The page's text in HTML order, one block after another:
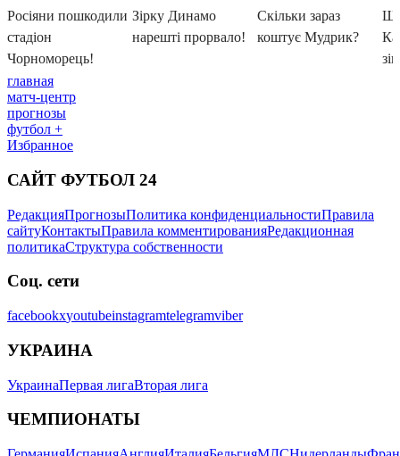
главная
матч-центр
прогнозы
футбол +
Избранное
САЙТ ФУТБОЛ 24
РедакцияПрогнозыПолитика конфиденциальностиПравила
сайтуКонтактыПравила комментированияРедакционная
политикаСтруктура собственности
Соц. сети
facebookxyoutubeinstagramtelegramviber
УКРАИНА
УкраинаПервая лигаВторая лига
ЧЕМПИОНАТЫ